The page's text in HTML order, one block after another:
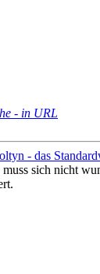
- in URL
- das
sich nicht